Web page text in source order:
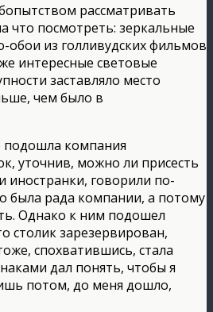
рассматривать
что посмотреть: зеркальные
обои из голливудских фильмов
интересные световые
заставляло место
чем было в
подошла компания
уточнив, можно ли присесть
иностранки, говорили по-
была рада компании, а потому
Однако к ним подошел
столик зарезервирован,
спохватившись, стала
дал понять, чтобы я
потом, до меня дошло,